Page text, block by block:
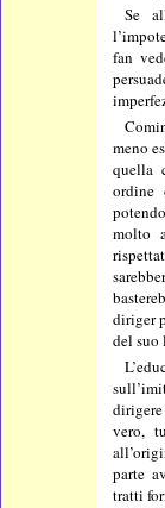
Se
fan
meno
quella
ordine
molto
diriger
del suo
vero,
parte
tratti